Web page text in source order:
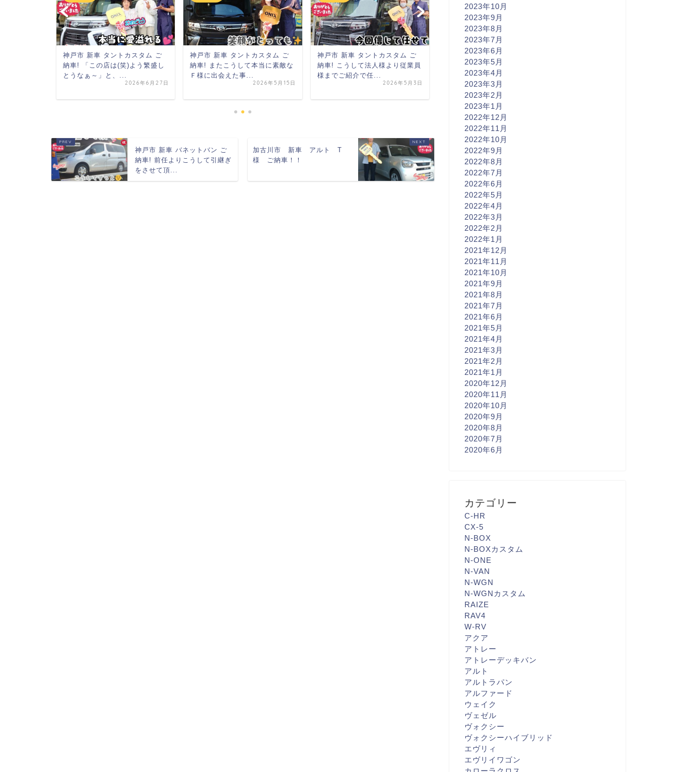
神戸市 新車 タントカスタム ご
納車! 「この店は(笑)よう繁盛し
とうなぁ～ 」と、...
2026年6月27日
神戸市 新車 タントカスタム ご
納車! またこうして本当に素敵な
Ｆ様に出会えた事
2026年5月15日
神戸市 新車 タントカスタム ご
納車! こうして法人様より 従業員
様までご紹介で任...
2026年5月3日
神戸市 新車 タントカスタム ご
納車! 「この店は(笑)よう繁盛し
とうなぁ～」と、...
神戸市 新車 バネットバン ご
納車! 前任より こうして引継ぎ
をさせて頂...
加古川市 新車 アルト T
様 ご納車！！
2023年10月
2023年9月
2023年8月
2023年7月
2023年6月
2023年5月
2023年4月
2023年3月
2023年2月
2023年1月
2022年12月
2022年11月
2022年10月
2022年9月
2022年8月
2022年7月
2022年6月
2022年5月
2022年4月
2022年3月
2022年2月
2022年1月
2021年12月
2021年11月
2021年10月
2021年9月
2021年8月
2021年7月
2021年6月
2021年5月
2021年4月
2021年3月
2021年2月
2021年1月
2020年12月
2020年11月
2020年10月
2020年9月
2020年8月
2020年7月
2020年6月
カテゴリー
C-HR
CX-5
N-BOX
N-BOXカスタム
N-ONE
N-VAN
N-WGN
N-WGNカスタム
RAIZE
RAV4
W-RV
アクア
アトレー
アトレーデッキバン
アルト
アルトラパン
アルファード
ウェイク
ヴェゼル
ヴォクシー
ヴォクシーハイブリッド
エヴリィ
エヴリイワゴン